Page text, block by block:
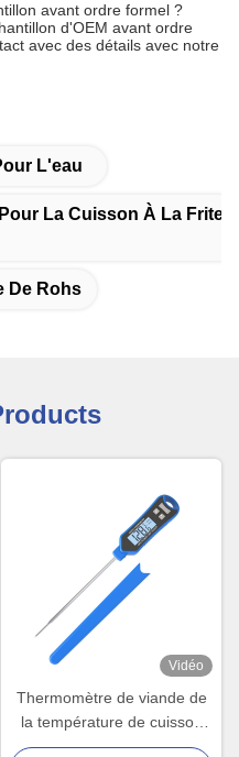
avant ordre formel ?
d'OEM avant ordre
avec des détails avec notre
L'eau
La Cuisson À La
De Rohs
Vidéo
Thermomètre de viande de
la température de cuisson
en métal de bâton avec la